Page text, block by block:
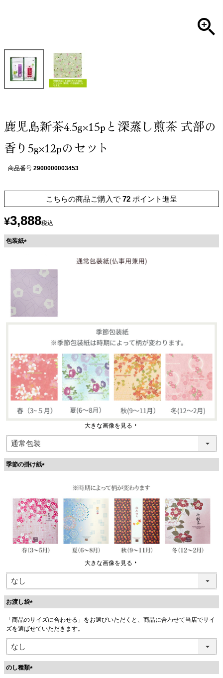
鹿児島新茶4.5g×15pと深蒸し煎茶 式部の
香り5g×12pのセット
商品番号 2900000003453
こちらの商品ご購入で 72 ポイント進呈
¥3,888税込
包装紙
須
大きな画像を見る
季節の掛け紙
)
大きな画像を見る
お渡し袋
必
須
)
「商品のサイズに合わせる」をお選びいただくと、商品に合わせて当店でサイ
ズを選ばせていただきます。
のし種類